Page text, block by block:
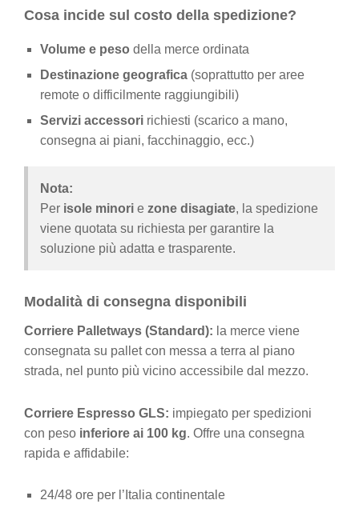
Cosa incide sul costo della spedizione?
Volume e peso della merce ordinata
Destinazione geografica (soprattutto per aree
remote o difficilmente raggiungibili)
Servizi accessori richiesti (scarico a mano,
consegna ai piani, facchinaggio, ecc.)
Nota:
Per isole minori e zone disagiate, la spedizione
viene quotata su richiesta per garantire la
soluzione più adatta e trasparente.
Modalità di consegna disponibili
Corriere Palletways (Standard): la merce viene
consegnata su pallet con messa a terra al piano
strada, nel punto più vicino accessibile dal mezzo.
Corriere Espresso GLS: impiegato per spedizioni
con peso inferiore ai 100 kg. Offre una consegna
rapida e affidabile:
24/48 ore per l’Italia continentale